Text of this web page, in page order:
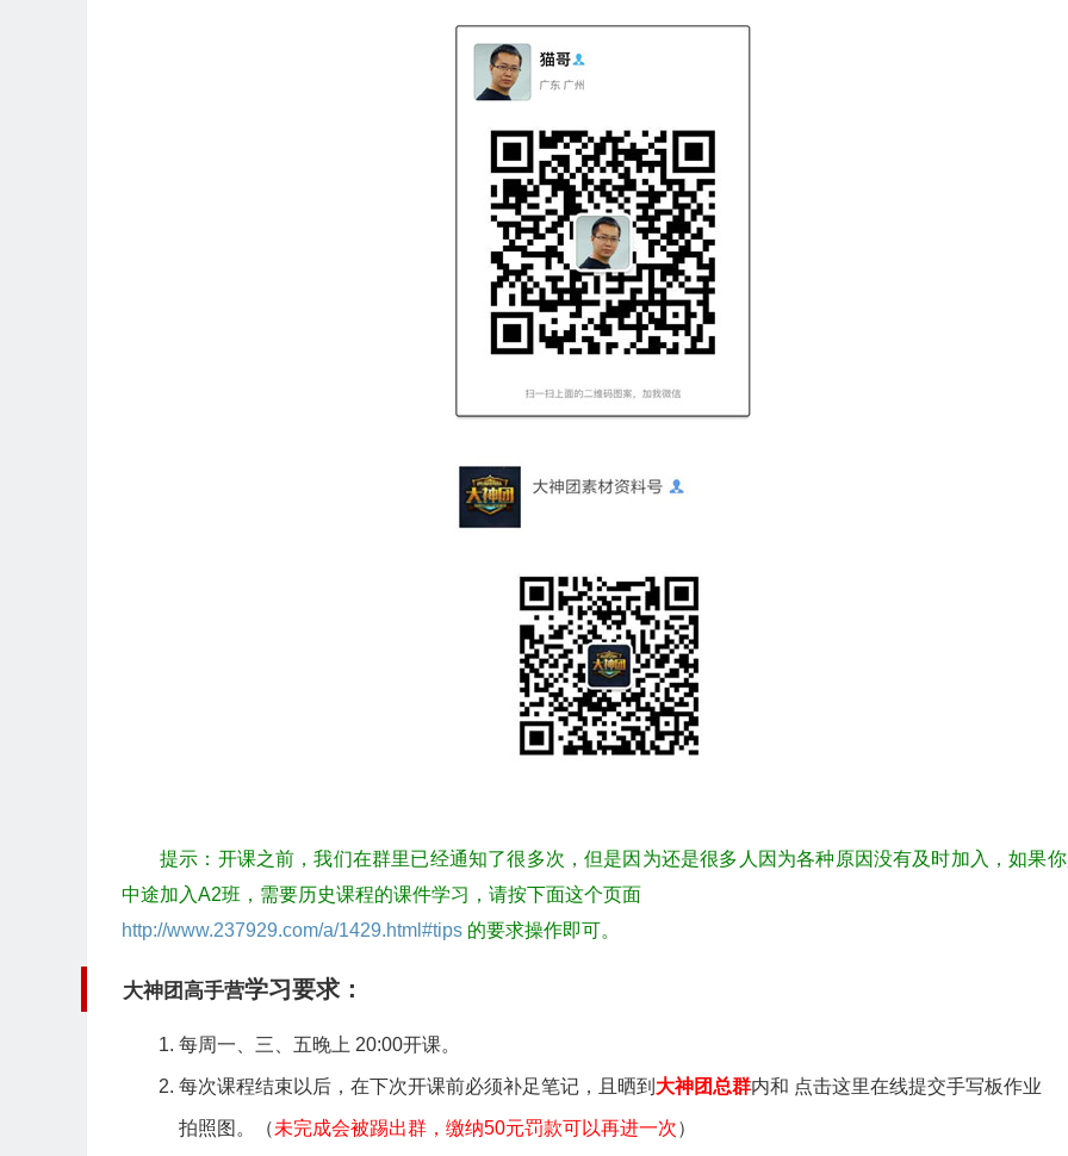
提示：开课之前，我们在群里已经通知了很多次，但是因为还是很多人因为各种原因没有及时加入，如果
中途加入A2班，需要历史课程的课件学习，请按下面这个页面
http://www.237929.com/a/1429.html#tips 的要求操作即可。
大神团高手营学习要求：
每周一、三、五晚上 20:00开课。
每次课程结束以后，在下次开课前必须补足笔记，且晒到 大神团总群内和 点击这里在线提交手写板作业
拍照图 。（未完成会被踢出群，缴纳50元罚款可以再进一次）